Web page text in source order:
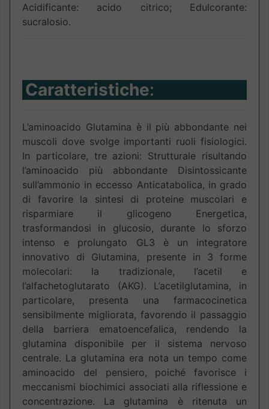
Acidificante: acido citrico; Edulcorante:
sucralosio.
Caratteristiche:
L’aminoacido Glutamina è il più abbondante nei
muscoli dove svolge importanti ruoli fisiologici.
In particolare, tre azioni: Strutturale risultando
l’aminoacido più abbondante Disintossicante
sull’ammonio in eccesso Anticatabolica, in grado
di favorire la sintesi di proteine muscolari e
risparmiare il glicogeno Energetica,
trasformandosi in glucosio, durante lo sforzo
intenso e prolungato GL3 è un integratore
innovativo di Glutamina, presente in 3 forme
molecolari: la tradizionale, l’acetil e
l’alfachetoglutarato (AKG). L’acetilglutamina, in
particolare, presenta una farmacocinetica
sensibilmente migliorata, favorendo il passaggio
della barriera ematoencefalica, rendendo la
glutamina disponibile per il sistema nervoso
centrale. La glutamina era nota un tempo come
aminoacido del pensiero, poiché favorisce i
meccanismi biochimici associati alla riflessione e
concentrazione. La glutamina è ritenuta un